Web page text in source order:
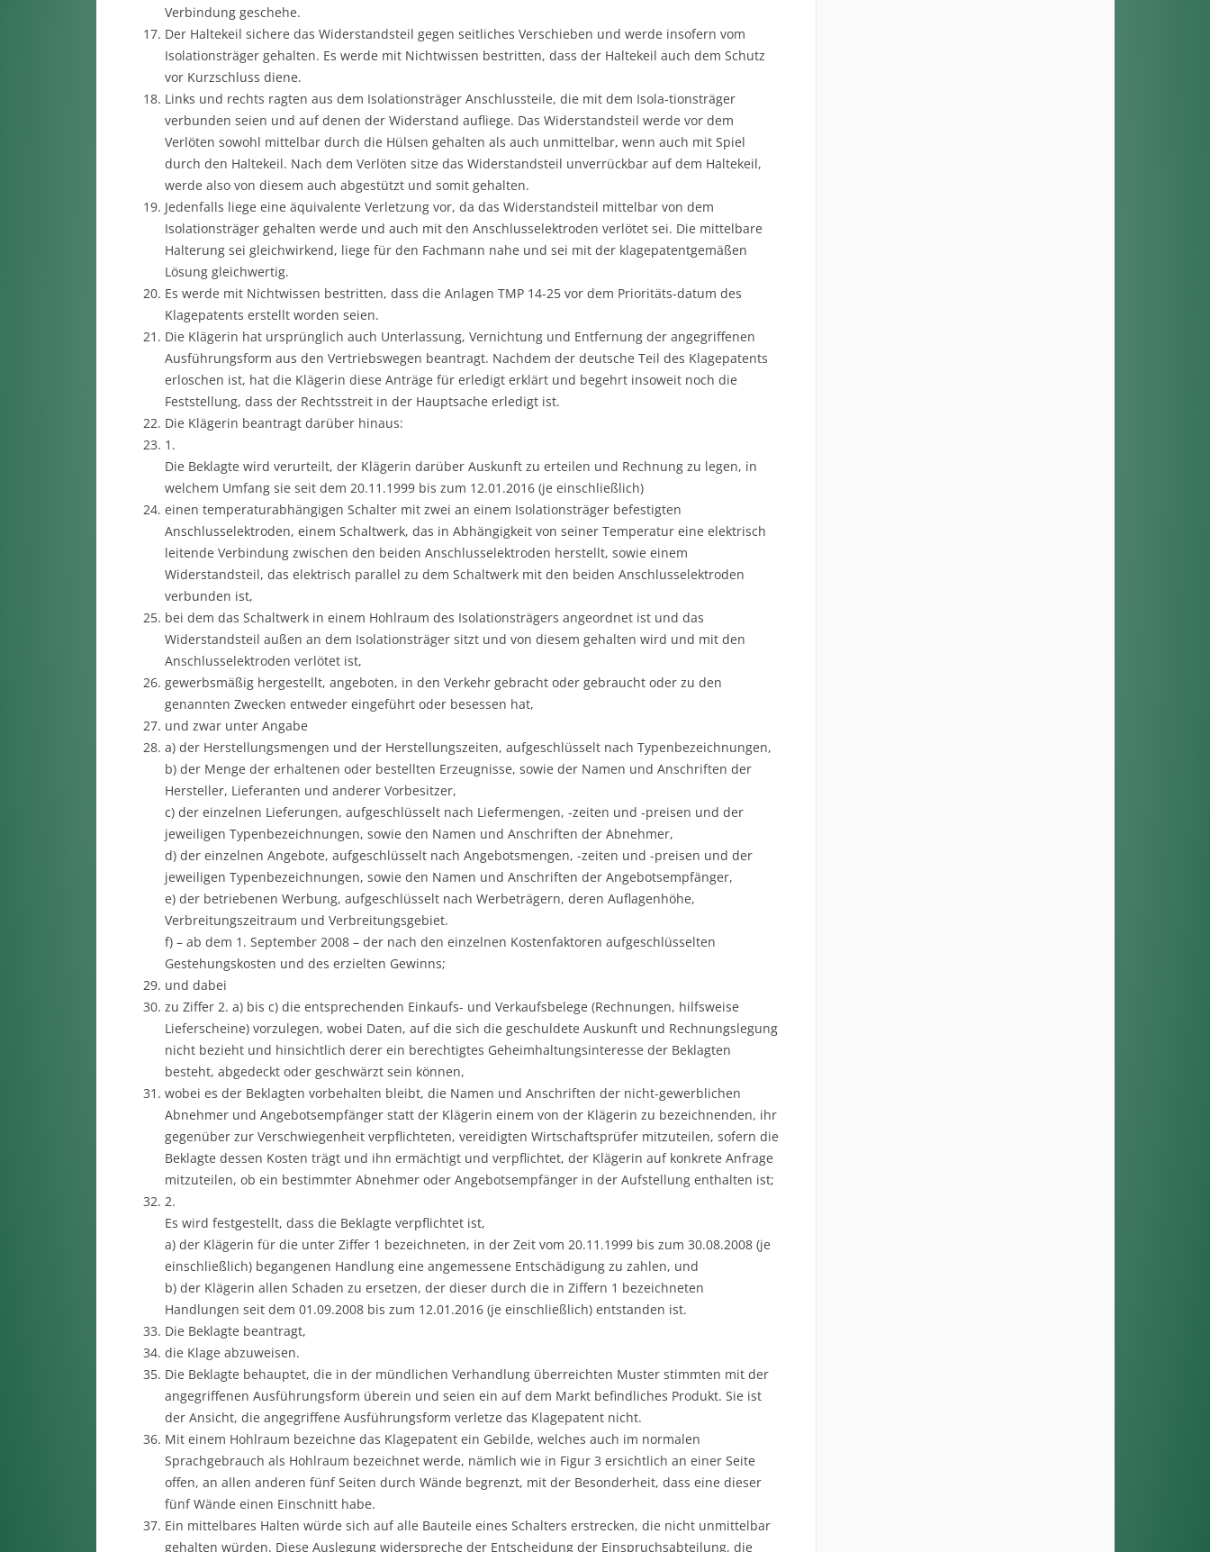
Verbindung geschehe.
Der Haltekeil sichere das Widerstandsteil gegen seitliches Verschieben und werde insofern vom
Isolationsträger gehalten. Es werde mit Nichtwissen bestritten, dass der Haltekeil auch dem Schutz
vor Kurzschluss diene.
Links und rechts ragten aus dem Isolationsträger Anschlussteile, die mit dem Isola-tionsträger
verbunden seien und auf denen der Widerstand aufliege. Das Widerstandsteil werde vor dem
Verlöten sowohl mittelbar durch die Hülsen gehalten als auch unmittelbar, wenn auch mit Spiel
durch den Haltekeil. Nach dem Verlöten sitze das Widerstandsteil unverrückbar auf dem Haltekeil,
werde also von diesem auch abgestützt und somit gehalten.
Jedenfalls liege eine äquivalente Verletzung vor, da das Widerstandsteil mittelbar von dem
Isolationsträger gehalten werde und auch mit den Anschlusselektroden verlötet sei. Die mittelbare
Halterung sei gleichwirkend, liege für den Fachmann nahe und sei mit der klagepatentgemäßen
Lösung gleichwertig.
Es werde mit Nichtwissen bestritten, dass die Anlagen TMP 14-25 vor dem Prioritäts-datum des
Klagepatents erstellt worden seien.
Die Klägerin hat ursprünglich auch Unterlassung, Vernichtung und Entfernung der angegriffenen
Ausführungsform aus den Vertriebswegen beantragt. Nachdem der deutsche Teil des Klagepatents
erloschen ist, hat die Klägerin diese Anträge für erledigt erklärt und begehrt insoweit noch die
Feststellung, dass der Rechtsstreit in der Hauptsache erledigt ist.
Die Klägerin beantragt darüber hinaus:
1.
Die Beklagte wird verurteilt, der Klägerin darüber Auskunft zu erteilen und Rechnung zu legen, in
welchem Umfang sie seit dem 20.11.1999 bis zum 12.01.2016 (je einschließlich)
einen temperaturabhängigen Schalter mit zwei an einem Isolationsträger befestigten
Anschlusselektroden, einem Schaltwerk, das in Abhängigkeit von seiner Temperatur eine elektrisch
leitende Verbindung zwischen den beiden Anschlusselektroden herstellt, sowie einem
Widerstandsteil, das elektrisch parallel zu dem Schaltwerk mit den beiden Anschlusselektroden
verbunden ist,
bei dem das Schaltwerk in einem Hohlraum des Isolationsträgers angeordnet ist und das
Widerstandsteil außen an dem Isolationsträger sitzt und von diesem gehalten wird und mit den
Anschlusselektroden verlötet ist,
gewerbsmäßig hergestellt, angeboten, in den Verkehr gebracht oder gebraucht oder zu den
genannten Zwecken entweder eingeführt oder besessen hat,
und zwar unter Angabe
a) der Herstellungsmengen und der Herstellungszeiten, aufgeschlüsselt nach Typenbezeichnungen,
b) der Menge der erhaltenen oder bestellten Erzeugnisse, sowie der Namen und Anschriften der
Hersteller, Lieferanten und anderer Vorbesitzer,
c) der einzelnen Lieferungen, aufgeschlüsselt nach Liefermengen, -zeiten und -preisen und der
jeweiligen Typenbezeichnungen, sowie den Namen und Anschriften der Abnehmer,
d) der einzelnen Angebote, aufgeschlüsselt nach Angebotsmengen, -zeiten und -preisen und der
jeweiligen Typenbezeichnungen, sowie den Namen und Anschriften der Angebotsempfänger,
e) der betriebenen Werbung, aufgeschlüsselt nach Werbeträgern, deren Auflagenhöhe,
Verbreitungszeitraum und Verbreitungsgebiet.
f) – ab dem 1. September 2008 – der nach den einzelnen Kostenfaktoren aufgeschlüsselten
Gestehungskosten und des erzielten Gewinns;
und dabei
zu Ziffer 2. a) bis c) die entsprechenden Einkaufs- und Verkaufsbelege (Rechnungen, hilfsweise
Lieferscheine) vorzulegen, wobei Daten, auf die sich die geschuldete Auskunft und Rechnungslegung
nicht bezieht und hinsichtlich derer ein berechtigtes Geheimhaltungsinteresse der Beklagten
besteht, abgedeckt oder geschwärzt sein können,
wobei es der Beklagten vorbehalten bleibt, die Namen und Anschriften der nicht-gewerblichen
Abnehmer und Angebotsempfänger statt der Klägerin einem von der Klägerin zu bezeichnenden, ihr
gegenüber zur Verschwiegenheit verpflichteten, vereidigten Wirtschaftsprüfer mitzuteilen, sofern die
Beklagte dessen Kosten trägt und ihn ermächtigt und verpflichtet, der Klägerin auf konkrete Anfrage
mitzuteilen, ob ein bestimmter Abnehmer oder Angebotsempfänger in der Aufstellung enthalten ist;
2.
Es wird festgestellt, dass die Beklagte verpflichtet ist,
a) der Klägerin für die unter Ziffer 1 bezeichneten, in der Zeit vom 20.11.1999 bis zum 30.08.2008 (je
einschließlich) begangenen Handlung eine angemessene Entschädigung zu zahlen, und
b) der Klägerin allen Schaden zu ersetzen, der dieser durch die in Ziffern 1 bezeichneten
Handlungen seit dem 01.09.2008 bis zum 12.01.2016 (je einschließlich) entstanden ist.
Die Beklagte beantragt,
die Klage abzuweisen.
Die Beklagte behauptet, die in der mündlichen Verhandlung überreichten Muster stimmten mit der
angegriffenen Ausführungsform überein und seien ein auf dem Markt befindliches Produkt. Sie ist
der Ansicht, die angegriffene Ausführungsform verletze das Klagepatent nicht.
Mit einem Hohlraum bezeichne das Klagepatent ein Gebilde, welches auch im normalen
Sprachgebrauch als Hohlraum bezeichnet werde, nämlich wie in Figur 3 ersichtlich an einer Seite
offen, an allen anderen fünf Seiten durch Wände begrenzt, mit der Besonderheit, dass eine dieser
fünf Wände einen Einschnitt habe.
Ein mittelbares Halten würde sich auf alle Bauteile eines Schalters erstrecken, die nicht unmittelbar
gehalten würden. Diese Auslegung widerspreche der Entscheidung der Einspruchsabteilung, die